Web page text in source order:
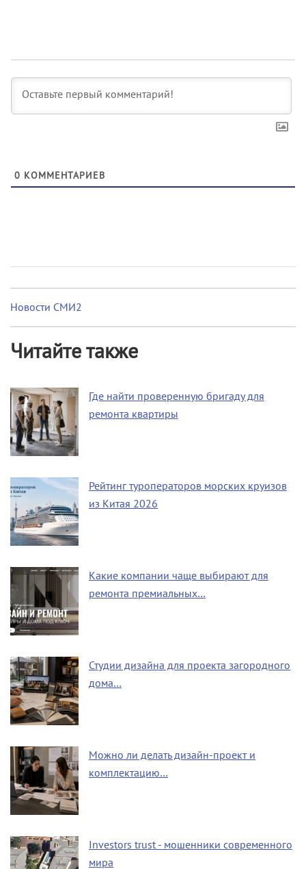
0 КОММЕНТАРИЕВ
Новости СМИ2
Читайте также
Где найти проверенную бригаду для
ремонта квартиры
Рейтинг туроператоров морских круизов
из Китая 2026
Какие компании чаще выбирают для
ремонта премиальных…
Студии дизайна для проекта загородного
дома…
Можно ли делать дизайн-проект и
комплектацию…
Investors trust - мошенники современного
мира